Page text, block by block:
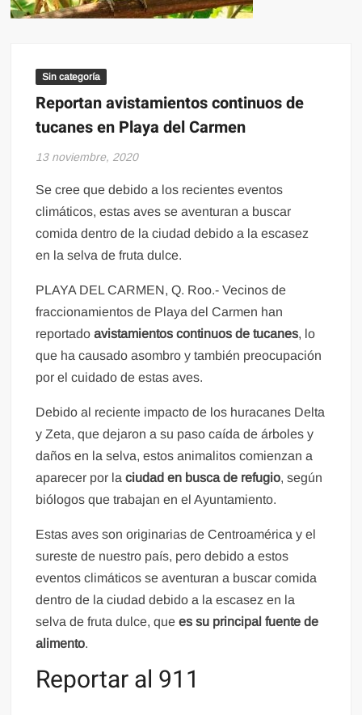
Sin categoría
Reportan avistamientos continuos de
tucanes en Playa del Carmen
13 noviembre, 2020
Se cree que debido a los recientes eventos
climáticos, estas aves se aventuran a buscar
comida dentro de la ciudad debido a la escasez
en la selva de fruta dulce.
PLAYA DEL CARMEN, Q. Roo.- Vecinos de
fraccionamientos de Playa del Carmen han
reportadoavistamientos continuos de tucanes, lo
que ha causado asombro y también preocupación
por el cuidado de estas aves.
Debido al reciente impacto de los huracanes Delta
y Zeta, que dejaron a su paso caída de árboles y
daños en la selva, estos animalitos comienzan a
aparecer por la ciudad en busca de refugio, según
biólogos que trabajan en el Ayuntamiento.
Estas aves son originarias de Centroamérica y el
sureste de nuestro país, pero debido a estos
eventos climáticos se aventuran a buscar comida
dentro de la ciudad debido a la escasez en la
selva de fruta dulce, quees su principal fuente de
alimento.
Reportar al 911